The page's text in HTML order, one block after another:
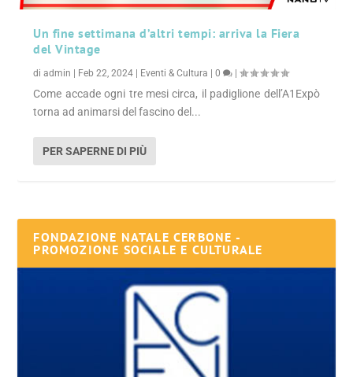
Un fine settimana d’altri tempi: arriva la Fiera
del Vintage
diadmin | Feb 22, 2024 | Eventi & Cultura |0 |
Come accade ogni tre mesi circa, il padiglione dell’A1Expò
torna ad animarsi del fascino del...
PER SAPERNE DI PIÙ
FONDAZIONE NATALE CERBONE -
PROMOZIONE SOCIALE E CULTURALE